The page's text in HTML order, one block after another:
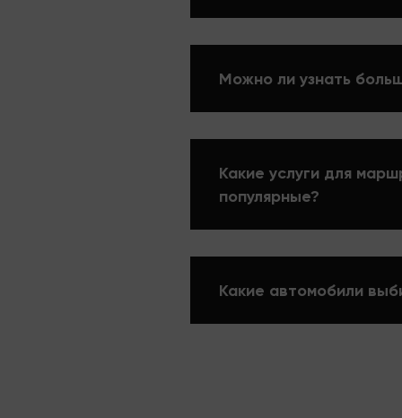
Можно ли узнать
Какие услуги для
популярные?
Какие автомобили